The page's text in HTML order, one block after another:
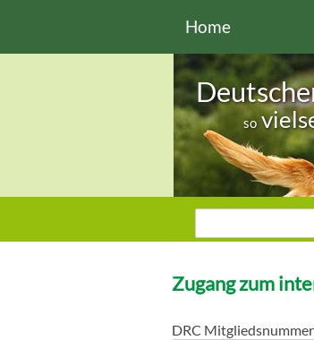
Home
so
Sie sind hier
Zugang zum
DRC Mitgliedsnummer